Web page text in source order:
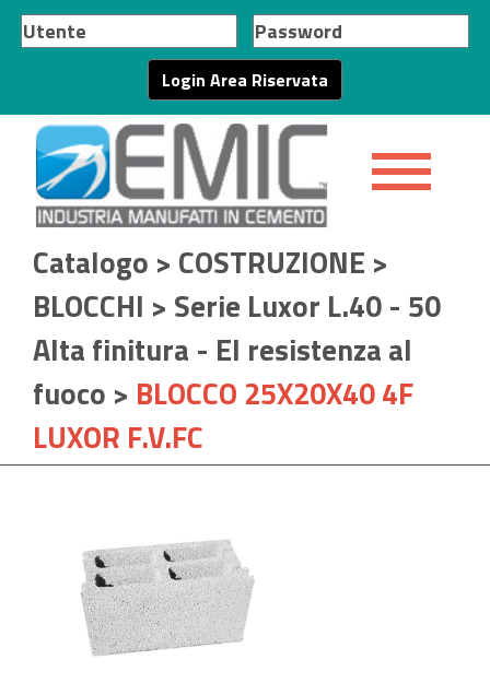
Catalogo > COSTRUZIONE >
BLOCCHI > Serie Luxor L.40 - 50
Alta finitura - EI resistenza al
fuoco > BLOCCO 25X20X40 4F
LUXOR F.V.FC